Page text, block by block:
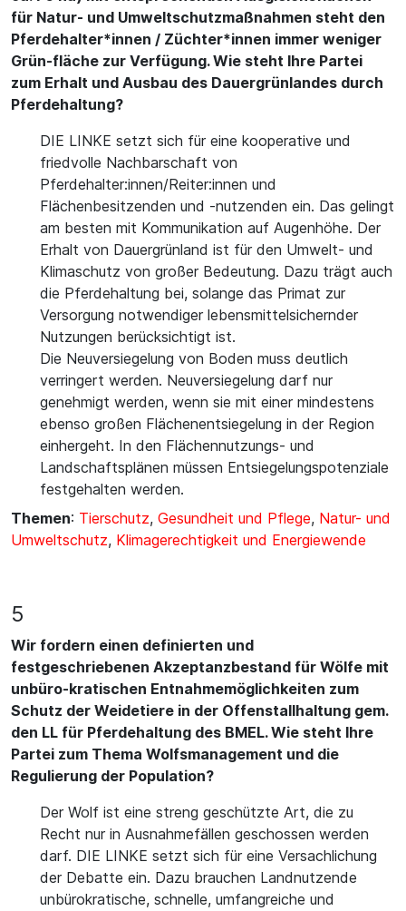
für Natur- und Umweltschutzmaßnahmen steht den
Pferdehalter*innen / Züchter*innen immer weniger
Grün-fläche zur Verfügung. Wie steht Ihre Partei
zum Erhalt und Ausbau des Dauergrünlandes durch
Pferdehaltung?
DIE LINKE setzt sich für eine kooperative und
friedvolle Nachbarschaft von
Pferdehalter:innen/Reiter:innen und
Flächenbesitzenden und -nutzenden ein. Das gelingt
am besten mit Kommunikation auf Augenhöhe. Der
Erhalt von Dauergrünland ist für den Umwelt- und
Klimaschutz von großer Bedeutung. Dazu trägt auch
die Pferdehaltung bei, solange das Primat zur
Versorgung notwendiger lebensmittelsichernder
Nutzungen berücksichtigt ist.
Die Neuversiegelung von Boden muss deutlich
verringert werden. Neuversiegelung darf nur
genehmigt werden, wenn sie mit einer mindestens
ebenso großen Flächenentsiegelung in der Region
einhergeht. In den Flächennutzungs- und
Landschaftsplänen müssen Entsiegelungspotenziale
festgehalten werden.
Themen: Tierschutz, Gesundheit und Pflege, Natur- und
Umweltschutz, Klimagerechtigkeit und Energiewende
5
Wir fordern einen definierten und
festgeschriebenen Akzeptanzbestand für Wölfe mit
unbüro-kratischen Entnahmemöglichkeiten zum
Schutz der Weidetiere in der Offenstallhaltung gem.
den LL für Pferdehaltung des BMEL. Wie steht Ihre
Partei zum Thema Wolfsmanagement und die
Regulierung der Population?
Der Wolf ist eine streng geschützte Art, die zu
Recht nur in Ausnahmefällen geschossen werden
darf. DIE LINKE setzt sich für eine Versachlichung
der Debatte ein. Dazu brauchen Landnutzende
unbürokratische, schnelle, umfangreiche und